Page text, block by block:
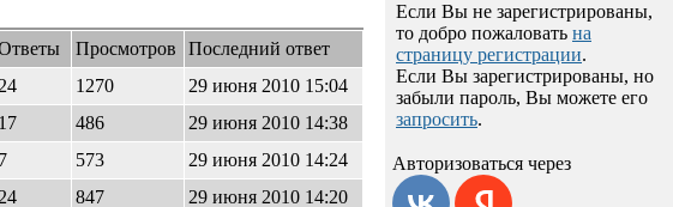
Просмотров
Последний ответ
24 1270
29 июня 2010 15:04
17 486
29 июня 2010 14:38
7 573
29 июня 2010 14:24
24 847
29 июня 2010 14:20
Если Вы не зарегистрированы,
то добро пожаловать на
страницу регистрации.
Если Вы зарегистрированы, но
забыли пароль, Вы можете его
запросить.
Авторизоваться через